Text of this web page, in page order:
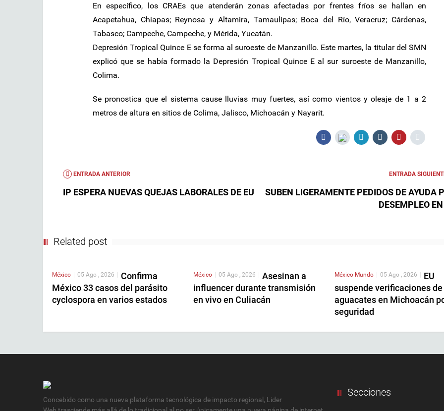
En específico, los CRAEs que atenderán zonas afectadas por frentes fríos se hallan en
Acapetahua, Chiapas; Reynosa y Altamira, Tamaulipas; Boca del Río, Veracruz; Cárdenas,
Tabasco; Campeche, Campeche, y Mérida, Yucatán.
Depresión Tropical Quince E se forma al suroeste de Manzanillo. Este martes, la titular del SMN
explicó que se había formado la Depresión Tropical Quince E al sur suroeste de Manzanillo,
Colima.
Se pronostica que el sistema cause lluvias muy fuertes, así como vientos y oleaje de 1 a 2
metros de altura en sitios de Colima, Jalisco, Michoacán y Nayarit.
ENTRADA ANTERIOR
IP ESPERA NUEVAS QUEJAS LABORALES DE EU
ENTRADA
SUBEN LIGERAMENTE PEDIDOS DE AYUDA
DESEMPLEO
Related post
México | 05 Ago , 2026 | Confirma
México 33 casos del parásito
cyclospora en varios estados
México | 05 Ago , 2026 | Asesinan a
influencer durante transmisión
en vivo en Culiacán
México Mundo | 05 Ago , 2026 | EU
suspende verificaciones de
aguacates en Michoacán
seguridad
Concebido como una nueva plataforma tecnológica de impacto regional, Lider
Secciones